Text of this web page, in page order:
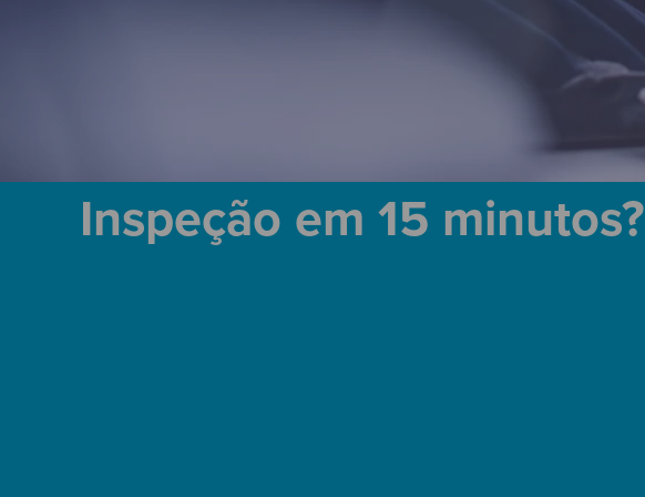
Inspeção em 15 minutos?